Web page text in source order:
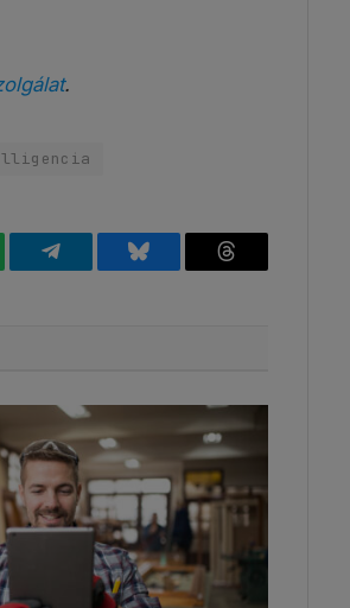
.
Telegram Bluesky Threads